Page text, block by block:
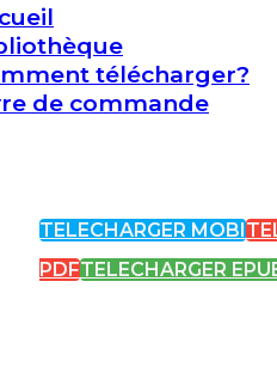
télécharger?
de commande
TELECHARGER MOBI
PDFTELECHARGER